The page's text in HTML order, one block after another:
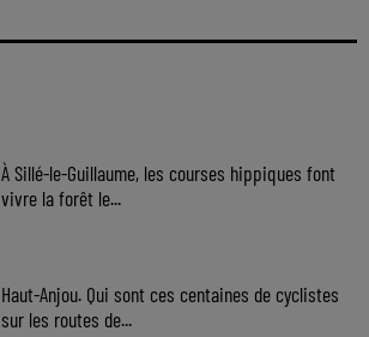
À Sillé-le-Guillaume, les courses hippiques font
vivre la forêt le...
Haut-Anjou. Qui sont ces centaines de cyclistes
sur les routes de...